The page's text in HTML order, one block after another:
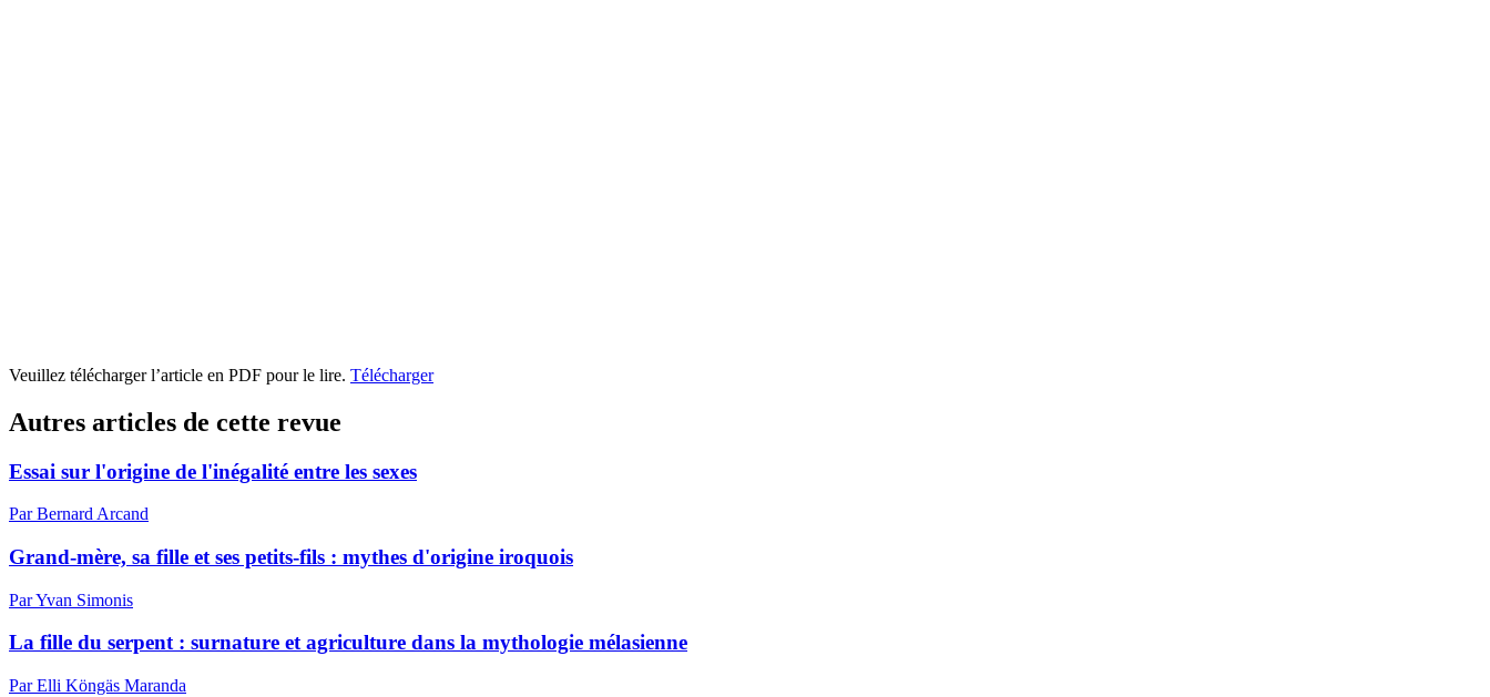
Veuillez télécharger l’article en PDF pour le lire. Télécharger
Autres articles de cette revue
Essai sur l'origine de l'inégalité entre les sexes
Par Bernard Arcand
Grand-mère, sa fille et ses petits-fils : mythes d'origine iroquois
Par Yvan Simonis
La fille du serpent : surnature et agriculture dans la mythologie mélasienne
Par Elli Köngäs Maranda